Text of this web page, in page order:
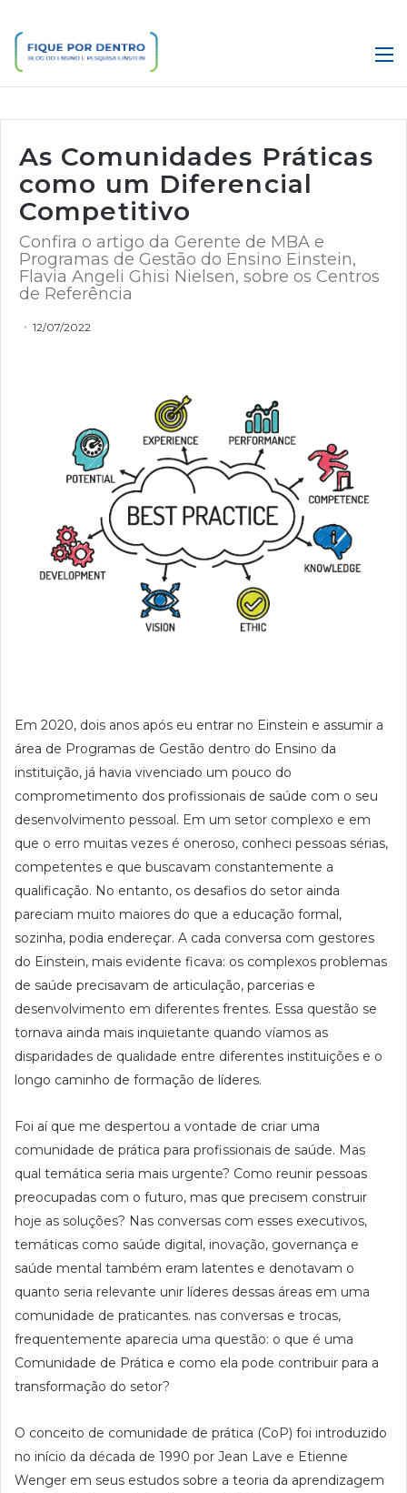
As Comunidades Práticas
como um Diferencial
Competitivo
Confira o artigo da Gerente de MBA e
Programas de Gestão do Ensino Einstein,
Flavia Angeli Ghisi Nielsen, sobre os Centros
de Referência
12/07/2022
Em 2020, dois anos após eu entrar no Einstein e assumir a
área de Programas de Gestão dentro do Ensino da
instituição, já havia vivenciado um pouco do
comprometimento dos profissionais de saúde com o seu
desenvolvimento pessoal. Em um setor complexo e em
que o erro muitas vezes é oneroso, conheci pessoas sérias,
competentes e que buscavam constantemente a
qualificação. No entanto, os desafios do setor ainda
pareciam muito maiores do que a educação formal,
sozinha, podia endereçar. A cada conversa com gestores
do Einstein, mais evidente ficava: os complexos problemas
de saúde precisavam de articulação, parcerias e
desenvolvimento em diferentes frentes. Essa questão se
tornava ainda mais inquietante quando víamos as
disparidades de qualidade entre diferentes instituições e o
longo caminho de formação de líderes.
Foi aí que me despertou a vontade de criar uma
comunidade de prática para profissionais de saúde. Mas
qual temática seria mais urgente? Como reunir pessoas
preocupadas com o futuro, mas que precisem construir
hoje as soluções? Nas conversas com esses executivos,
temáticas como saúde digital, inovação, governança e
saúde mental também eram latentes e denotavam o
quanto seria relevante unir líderes dessas áreas em uma
comunidade de praticantes. nas conversas e trocas,
frequentemente aparecia uma questão: o que é uma
Comunidade de Prática e como ela pode contribuir para a
transformação do setor?
O conceito de comunidade de prática (CoP) foi introduzido
no início da década de 1990 por Jean Lave e Etienne
Wenger em seus estudos sobre a teoria da aprendizagem